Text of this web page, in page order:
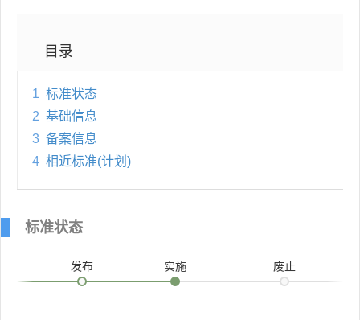
目录
1 标准状态
2 基础信息
3 备案信息
4 相近标准(计划)
标准状态
发布 实施 废止